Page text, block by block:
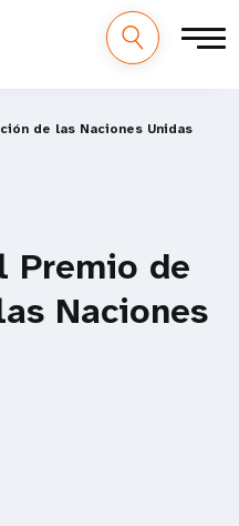
de las Naciones Unidas
Premio de
Naciones